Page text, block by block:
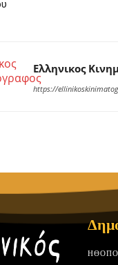
Ελληνικος
https://